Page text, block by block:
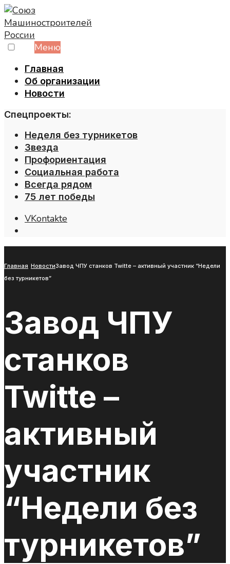
Skip
to
content
Меню
Главная
Об организации
Новости
Спецпроекты:
Неделя без турникетов
Звезда
Профориентация
Социальная работа
Всегда рядом
75 лет победы
VKontakte
Главная НовостиЗавод ЧПУ станков Twitte – активный участник “Недели
без турникетов”
Завод ЧПУ
станков
Twitte –
активный
участник
“Недели без
турникетов”